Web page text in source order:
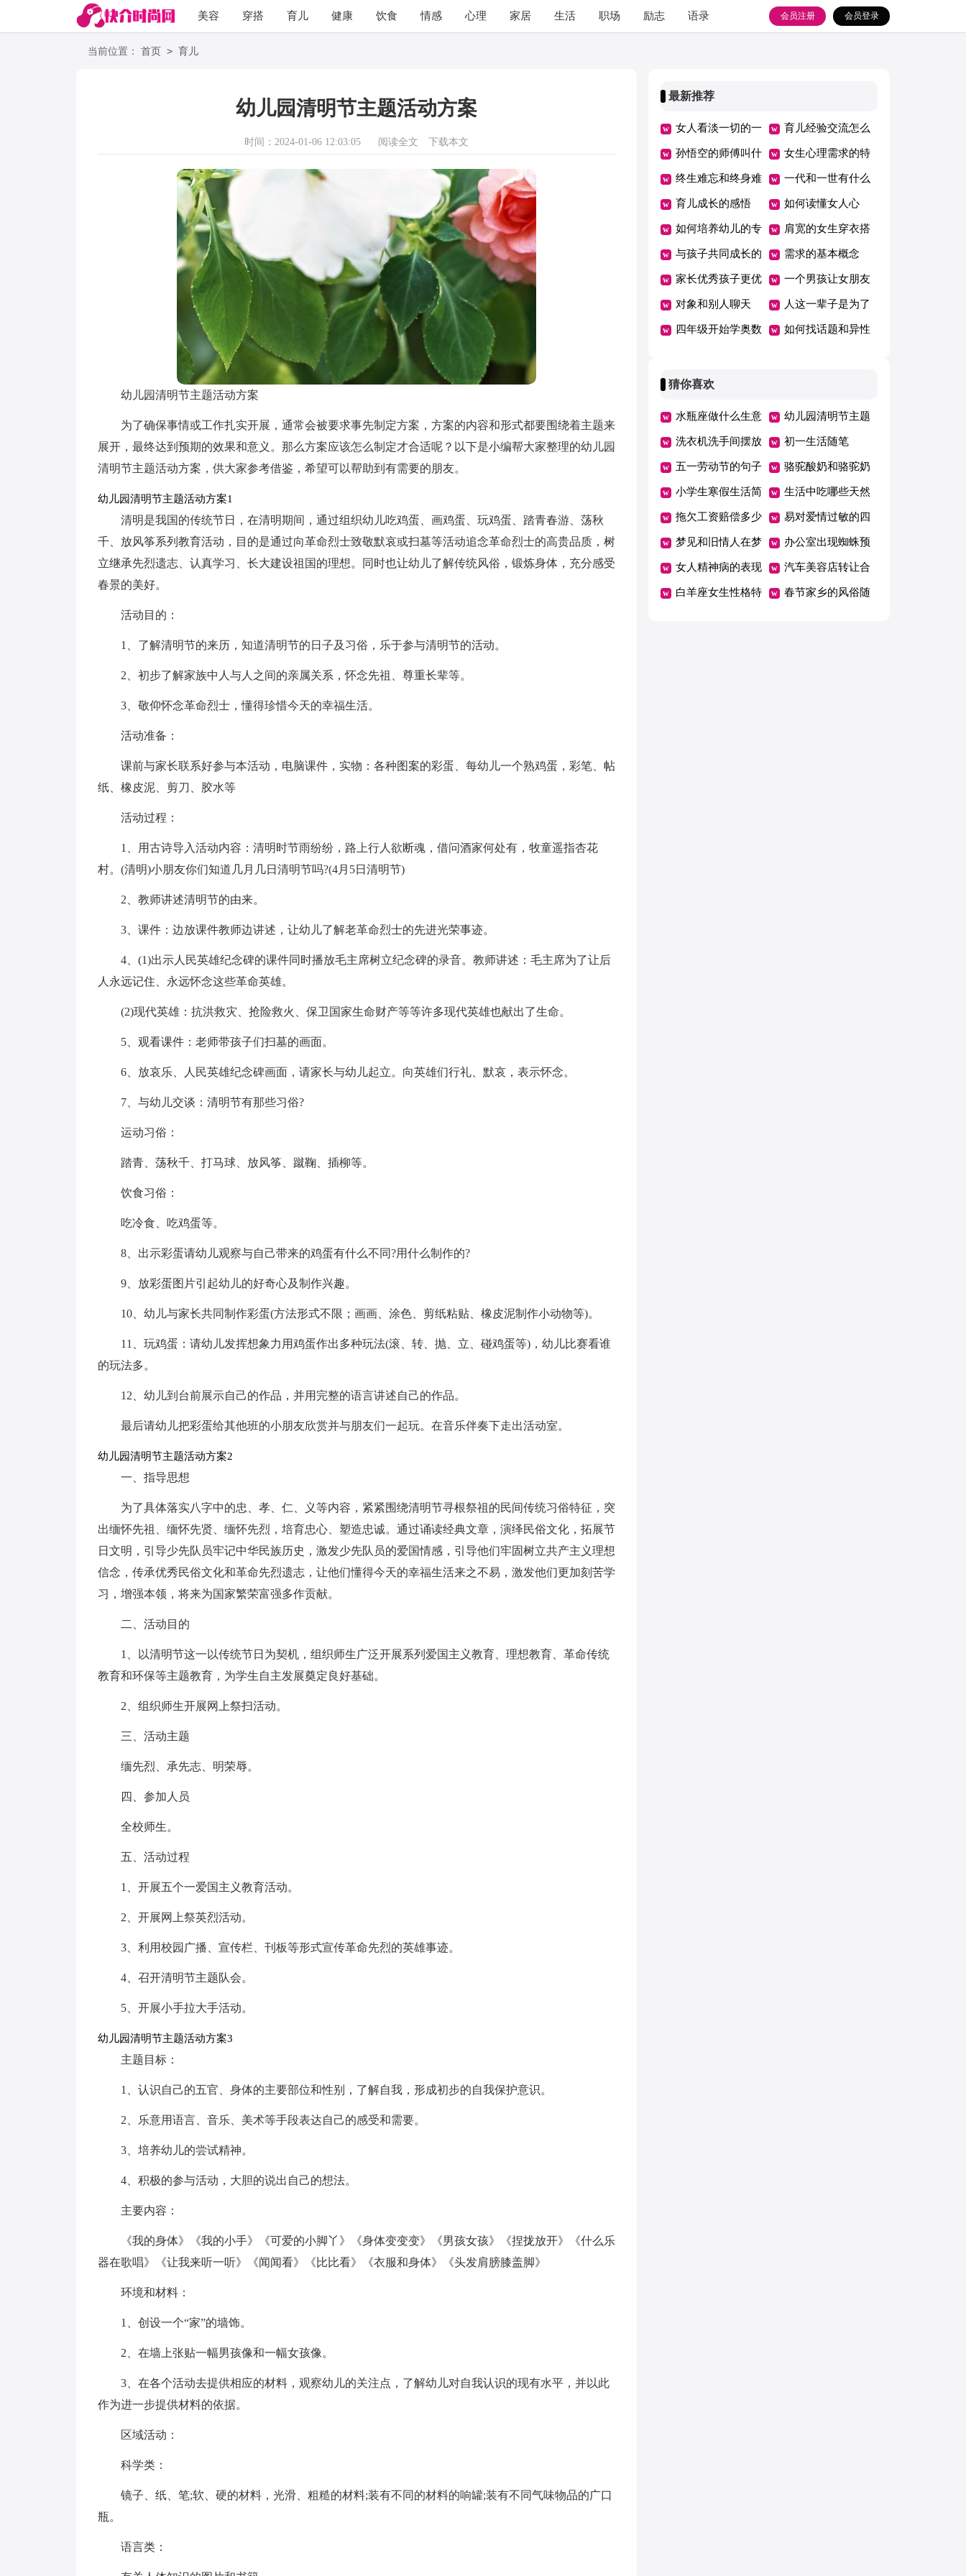
美容 穿搭 育儿 健康 饮食 情感 心理 家居 生活 职场 励志 语录 会员登录
会员注册
当前位置： 首页 > 育儿
幼儿园清明节主题活动方案
时间：2024-01-06 12:03:05 阅读全文 下载本文
幼儿园清明节主题活动方案
为了确保事情或工作扎实开展，通常会被要求事先制定方案，方案的内容和形式都要围绕着主题来
展开，最终达到预期的效果和意义。那么方案应该怎么制定才合适呢？以下是小编帮大家整理的幼儿园
清明节主题活动方案，供大家参考借鉴，希望可以帮助到有需要的朋友。
幼儿园清明节主题活动方案1
清明是我国的传统节日，在清明期间，通过组织幼儿吃鸡蛋、画鸡蛋、玩鸡蛋、踏青春游、荡秋
千、放风筝系列教育活动，目的是通过向革命烈士致敬默哀或扫墓等活动追念革命烈士的高贵品质，树
立继承先烈遗志、认真学习、长大建设祖国的理想。同时也让幼儿了解传统风俗，锻炼身体，充分感受
春景的美好。
活动目的：
1、了解清明节的来历，知道清明节的日子及习俗，乐于参与清明节的活动。
2、初步了解家族中人与人之间的亲属关系，怀念先祖、尊重长辈等。
3、敬仰怀念革命烈士，懂得珍惜今天的幸福生活。
活动准备：
课前与家长联系好参与本活动，电脑课件，实物：各种图案的彩蛋、每幼儿一个熟鸡蛋，彩笔、帖
纸、橡皮泥、剪刀、胶水等
活动过程：
1、用古诗导入活动内容：清明时节雨纷纷，路上行人欲断魂，借问酒家何处有，牧童遥指杏花
村。(清明)小朋友你们知道几月几日清明节吗?(4月5日清明节)
2、教师讲述清明节的由来。
3、课件：边放课件教师边讲述，让幼儿了解老革命烈士的先进光荣事迹。
4、(1)出示人民英雄纪念碑的课件同时播放毛主席树立纪念碑的录音。教师讲述：毛主席为了让后
人永远记住、永远怀念这些革命英雄。
(2)现代英雄：抗洪救灾、抢险救火、保卫国家生命财产等等许多现代英雄也献出了生命。
5、观看课件：老师带孩子们扫墓的画面。
6、放哀乐、人民英雄纪念碑画面，请家长与幼儿起立。向英雄们行礼、默哀，表示怀念。
7、与幼儿交谈：清明节有那些习俗?
运动习俗：
踏青、荡秋千、打马球、放风筝、蹴鞠、插柳等。
饮食习俗：
吃冷食、吃鸡蛋等。
8、出示彩蛋请幼儿观察与自己带来的鸡蛋有什么不同?用什么制作的?
9、放彩蛋图片引起幼儿的好奇心及制作兴趣。
10、幼儿与家长共同制作彩蛋(方法形式不限；画画、涂色、剪纸粘贴、橡皮泥制作小动物等)。
11、玩鸡蛋：请幼儿发挥想象力用鸡蛋作出多种玩法(滚、转、抛、立、碰鸡蛋等)，幼儿比赛看谁
的玩法多。
12、幼儿到台前展示自己的作品，并用完整的语言讲述自己的作品。
最后请幼儿把彩蛋给其他班的小朋友欣赏并与朋友们一起玩。在音乐伴奏下走出活动室。
幼儿园清明节主题活动方案2
一、指导思想
为了具体落实八字中的忠、孝、仁、义等内容，紧紧围绕清明节寻根祭祖的民间传统习俗特征，突
出缅怀先祖、缅怀先贤、缅怀先烈，培育忠心、塑造忠诚。通过诵读经典文章，演绎民俗文化，拓展节
日文明，引导少先队员牢记中华民族历史，激发少先队员的爱国情感，引导他们牢固树立共产主义理想
信念，传承优秀民俗文化和革命先烈遗志，让他们懂得今天的幸福生活来之不易，激发他们更加刻苦学
习，增强本领，将来为国家繁荣富强多作贡献。
二、活动目的
1、以清明节这一以传统节日为契机，组织师生广泛开展系列爱国主义教育、理想教育、革命传统
教育和环保等主题教育，为学生自主发展奠定良好基础。
2、组织师生开展网上祭扫活动。
三、活动主题
缅先烈、承先志、明荣辱。
四、参加人员
全校师生。
五、活动过程
1、开展五个一爱国主义教育活动。
2、开展网上祭英烈活动。
3、利用校园广播、宣传栏、刊板等形式宣传革命先烈的英雄事迹。
4、召开清明节主题队会。
5、开展小手拉大手活动。
幼儿园清明节主题活动方案3
主题目标：
1、认识自己的五官、身体的主要部位和性别，了解自我，形成初步的自我保护意识。
2、乐意用语言、音乐、美术等手段表达自己的感受和需要。
3、培养幼儿的尝试精神。
4、积极的参与活动，大胆的说出自己的想法。
主要内容：
《我的身体》《我的小手》《可爱的小脚丫》《身体变变变》《男孩女孩》《捏拢放开》《什么乐
器在歌唱》《让我来听一听》《闻闻看》《比比看》《衣服和身体》《头发肩膀膝盖脚》
环境和材料：
1、创设一个“家”的墙饰。
2、在墙上张贴一幅男孩像和一幅女孩像。
3、在各个活动去提供相应的材料，观察幼儿的关注点，了解幼儿对自我认识的现有水平，并以此
作为进一步提供材料的依据。
区域活动：
科学类：
镜子、纸、笔;软、硬的材料，光滑、粗糙的材料;装有不同的材料的响罐;装有不同气味物品的广口
瓶。
语言类：
最新推荐
女人看淡一切的一
句话
育儿经验交流怎么
写
孙悟空的师傅叫什
么
女生心理需求的特
征
终生难忘和终身难
忘哪个对
一代和一世有什么
区别
育儿成长的感悟 如何读懂女人心
如何培养幼儿的专
注力
肩宽的女生穿衣搭
配图
与孩子共同成长的
感悟
需求的基本概念
家长优秀孩子更优
秀心得感悟
一个男孩让女朋友
给转钱有没有影响
对象和别人聊天 人这一辈子是为了
什么
四年级开始学奥数 如何找话题和异性
猜你喜欢
水瓶座做什么生意 幼儿园清明节主题
活动方案
洗衣机洗手间摆放
位置
初一生活随笔
五一劳动节的句子
短句
骆驼酸奶和骆驼奶
区别
小学生寒假生活简
报15篇
生活中吃哪些天然
食材可以保肝护
肝？
拖欠工资赔偿多少 易对爱情过敏的四
大星座
梦见和旧情人在梦
中接吻
办公室出现蜘蛛预
示着什么
女人精神病的表现 汽车美容店转让合
同 15篇
白羊座女生性格特 春节家乡的风俗随